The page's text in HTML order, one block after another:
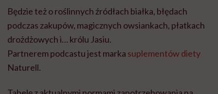
Będzie też o roślinnych źródłach białka, błędach
podczas zakupów, magicznych owsiankach, płatkach
drożdżowych i… królu Jasiu.
Partnerem podcastu jest marka suplementów diety
Naturell.